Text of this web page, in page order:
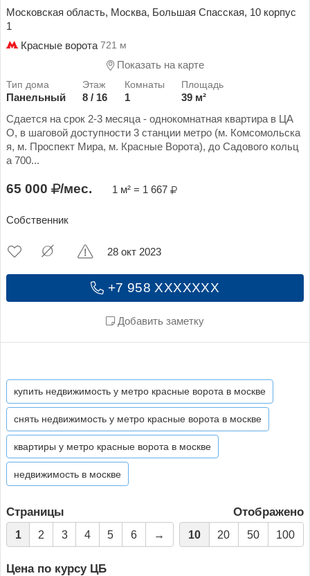
Московская область, Москва, Большая Спасская, 10 корпус
1
Красные ворота 721 м
Показать на карте
Панельный 8 / 16 1
39 м²
Сдается на срок 2-3 месяца - однокомнатная квартира в ЦА
О, в шаговой доступности 3 станции метро (м. Комсомольска
я, м. Проспект Мира, м. Красные Ворота), до Садового кольц
а 700...
65 000 /мес. 1 м² = 1 667
Собственник
+7 958 XXXXXXX
Добавить заметку
28 окт 2023
купить недвижимость у метро красные ворота в москве
снять недвижимость у метро красные ворота в москве
квартиры у метро красные ворота в москве
недвижимость в москве
Страницы
1 2 3 4 5 6 →
Отображено
10 20 50 100
Цена по курсу ЦБ